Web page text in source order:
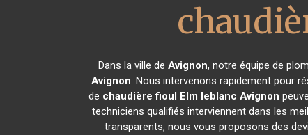
Dans la ville de Avignon, notre équipe de
Avignon. Nous intervenons rapidement pour
de chaudière fioul Elm leblanc Avignon
techniciens qualifiés interviennent dans les
transparents, nous vous proposons des